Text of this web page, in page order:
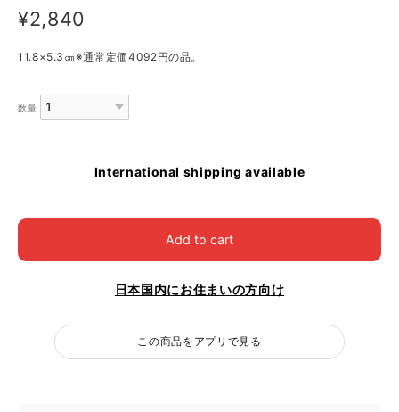
¥2,840
11.8×5.3㎝※通常定価4092円の品。
数量
International shipping available
Add to cart
日本国内にお住まいの方向け
この商品をアプリで見る